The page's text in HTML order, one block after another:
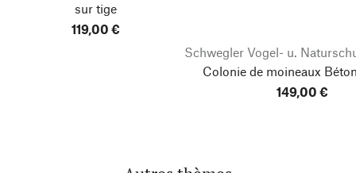
sur tige
119,00 €
Schwegler Vogel- u.
Colonie de moineaux
149,00 €